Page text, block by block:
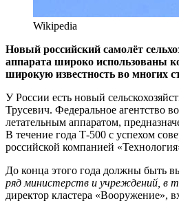
Wikipedia
Новый российский самолёт
аппарата широко использованы
широкую известность во многих
У России есть новый
Трусевич. Федеральное агентство
летательным аппаратом,
В течение года Т-500 с успехом
российской компанией
До конца этого года должны быть
ряд министерств и учреждений, в
директор кластера «Вооружение»,